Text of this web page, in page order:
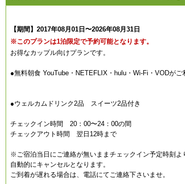
【期間】2017年08月01日〜2026年08月31日
※このプランは1泊限定で予約可能となります。
お得なカップル向けプランです。
●無料朝食 YouTube・NETEFLIX・hulu・Wi-Fi・VODがご
●ウェルカムドリンク2品 スイーツ2品付き
チェックイン時間 20：00〜24：00の間
チェックアウト時間 翌日12時まで
※ご宿泊当日にご連絡が無いままチェックイン予定時刻よ
自動的にキャンセルとなります。
ご到着が遅れる場合は、電話にてご連絡下さいませ。